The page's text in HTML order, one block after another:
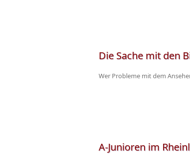
Die Sache mit den
Wer Probleme mit dem
A-Junioren im